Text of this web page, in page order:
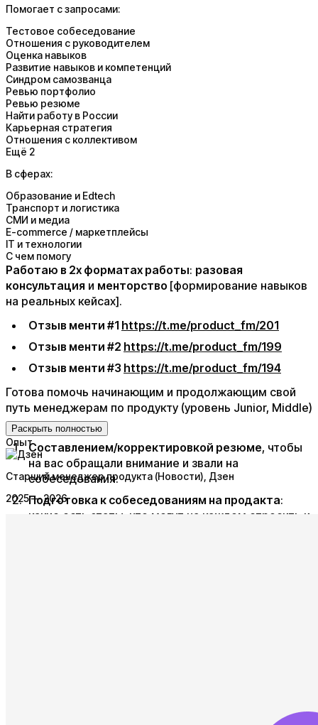
Помогает с запросами:
Тестовое собеседование
Отношения с руководителем
Оценка навыков
Развитие навыков и компетенций
Синдром самозванца
Ревью портфолио
Ревью резюме
Найти работу в России
Карьерная стратегия
Отношения с коллективом
Ещё 2
В сферах:
Образование и Edtech
Транспорт и логистика
СМИ и медиа
E-commerce / маркетплейсы
IT и технологии
С чем помогу
Работаю в 2х форматах работы: разовая
консультация и менторство [формирование навыков
на реальных кейсах].
Отзыв менти #1 https://t.me/product_fm/201
Отзыв менти #2 https://t.me/product_fm/199
Отзыв менти #3 https://t.me/product_fm/194
Готова помочь начинающим и продолжающим свой
путь менеджерам по продукту (уровень Junior, Middle)
с:
Составлением/корректировкой резюме, чтобы
на вас обращали внимание и звали на
собеседования.
Подготовка к собеседованиям на продакта:
какие есть этапы, что могут на каждом спросить и
Помощь с поиском ответов касательно развития
Раскрыть полностью
Опыт
Старший менеджер продукта (Новости) , Дзен
2025 — 2026